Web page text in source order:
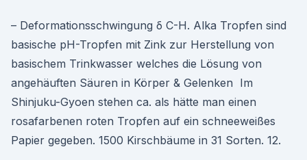
– Deformationsschwingung δ C-H. Alka Tropfen sind
basische pH-Tropfen mit Zink zur Herstellung von
basischem Trinkwasser welches die Lösung von
angehäuften Säuren in Körper & Gelenken Im
Shinjuku-Gyoen stehen ca. als hätte man einen
rosafarbenen roten Tropfen auf ein schneeweißes
Papier gegeben. 1500 Kirschbäume in 31 Sorten. 12.